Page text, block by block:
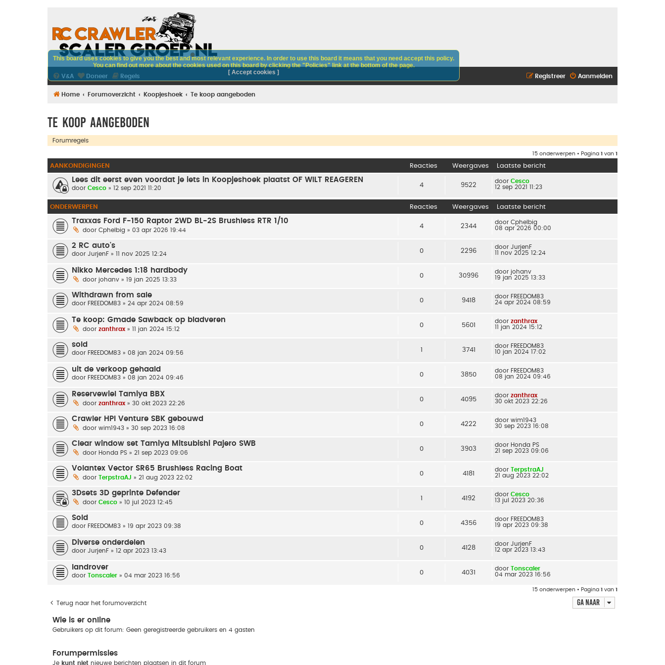
V&A Doneer Regels Aanmelden
Registreer
Home Forumoverzicht Koopjeshoek Te koop aangeboden
Te koop aangeboden
Forumregels
15 onderwerpen • Pagina 1 van 1
AANKONDIGINGEN Reacties Weergaves Laatste bericht
Lees dit eerst even voordat je iets in Koopjeshoek plaatst OF WILT REAGEREN
door Cesco » 12 sep 2021 11:20 4 9522
door Cesco
12 sep 2021 11:23
ONDERWERPEN Reacties Weergaves Laatste bericht
Traxxas Ford F-150 Raptor 2WD BL-2S Brushless RTR 1/10
door Cphelbig » 03 apr 2026 19:44
4 2344
door Cphelbig
08 apr 2026 00:00
2 RC auto's
door JurjenF » 11 nov 2025 12:24 0 2296
door JurjenF
11 nov 2025 12:24
Nikko Mercedes 1:18 hardbody
door johanv » 19 jan 2025 13:33
0 30996
door johanv
19 jan 2025 13:33
Withdrawn from sale
door FREEDOM83 » 24 apr 2024 08:59 0 9418
door FREEDOM83
24 apr 2024 08:59
Te koop: Gmade Sawback op bladveren
door zanthrax » 11 jan 2024 15:12
0 5601
door zanthrax
11 jan 2024 15:12
sold
door FREEDOM83 » 08 jan 2024 09:56 1 3741
door FREEDOM83
10 jan 2024 17:02
uit de verkoop gehaald
door FREEDOM83 » 08 jan 2024 09:46 0 3850
door FREEDOM83
08 jan 2024 09:46
Reservewiel Tamiya BBX
door zanthrax » 30 okt 2023 22:26
0 4095
door zanthrax
30 okt 2023 22:26
Crawler HPI Venture SBK gebouwd
door wim1943 » 30 sep 2023 16:08
0 4222
door wim1943
30 sep 2023 16:08
Clear window set Tamiya Mitsubishi Pajero SWB
door Honda PS » 21 sep 2023 09:06
0 3903
door Honda PS
21 sep 2023 09:06
Volantex Vector SR65 Brushless Racing Boat
door TerpstraAJ » 21 aug 2023 22:02
0 4181
door TerpstraAJ
21 aug 2023 22:02
3Dsets 3D geprinte Defender
door Cesco » 10 jul 2023 12:45
1 4192
door Cesco
13 jul 2023 20:36
Sold
door FREEDOM83 » 19 apr 2023 09:38 0 4356
door FREEDOM83
19 apr 2023 09:38
Diverse onderdelen
door JurjenF » 12 apr 2023 13:43 0 4128
door JurjenF
12 apr 2023 13:43
landrover
door Tonscaler » 04 mar 2023 16:56 0 4031
door Tonscaler
04 mar 2023 16:56
15 onderwerpen • Pagina 1 van 1
Terug naar het forumoverzicht Ga naar
Wie is er online
Gebruikers op dit forum: Geen geregistreerde gebruikers en 4 gasten
Forumpermissies
Je kunt niet nieuwe berichten plaatsen in dit forum
This board uses cookies to give you the best and most relevant experience. In order to use this board it means that you need accept this policy.
You can find out more about the cookies used on this board by clicking the "Policies" link at the bottom of the page.
[ Accept cookies ]